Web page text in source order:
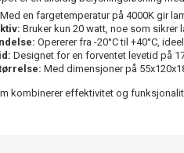
Med en fargetemperatur på 4000K gir
Bruker kun 20 watt, noe som sikrer
Opererer fra -20°C til +40°C,
Designet for en forventet levetid på
Med dimensjoner på
kombinerer effektivitet og